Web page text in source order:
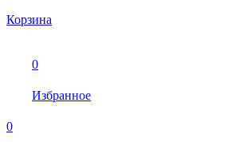
Корзина
0
Избранное
0